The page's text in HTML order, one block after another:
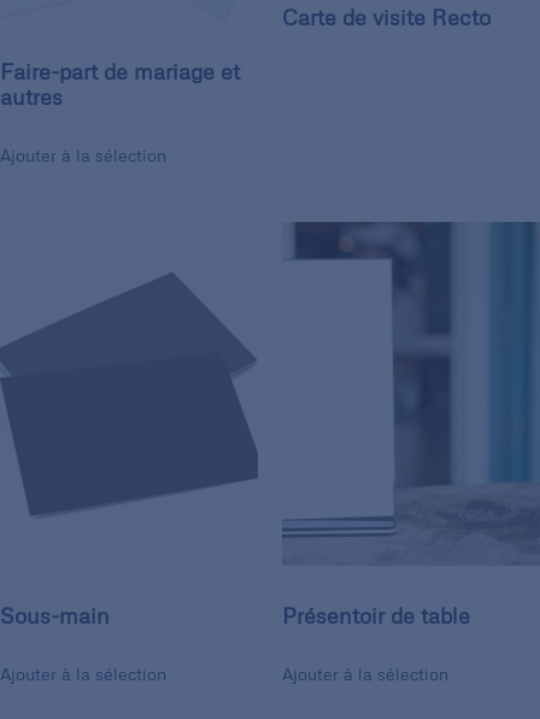
Faire-part de mariage et
autres
Ajouter à la sélection
Carte de visite Recto
Sous-main
Ajouter à la sélection
Présentoir de table
Ajouter à la sélection